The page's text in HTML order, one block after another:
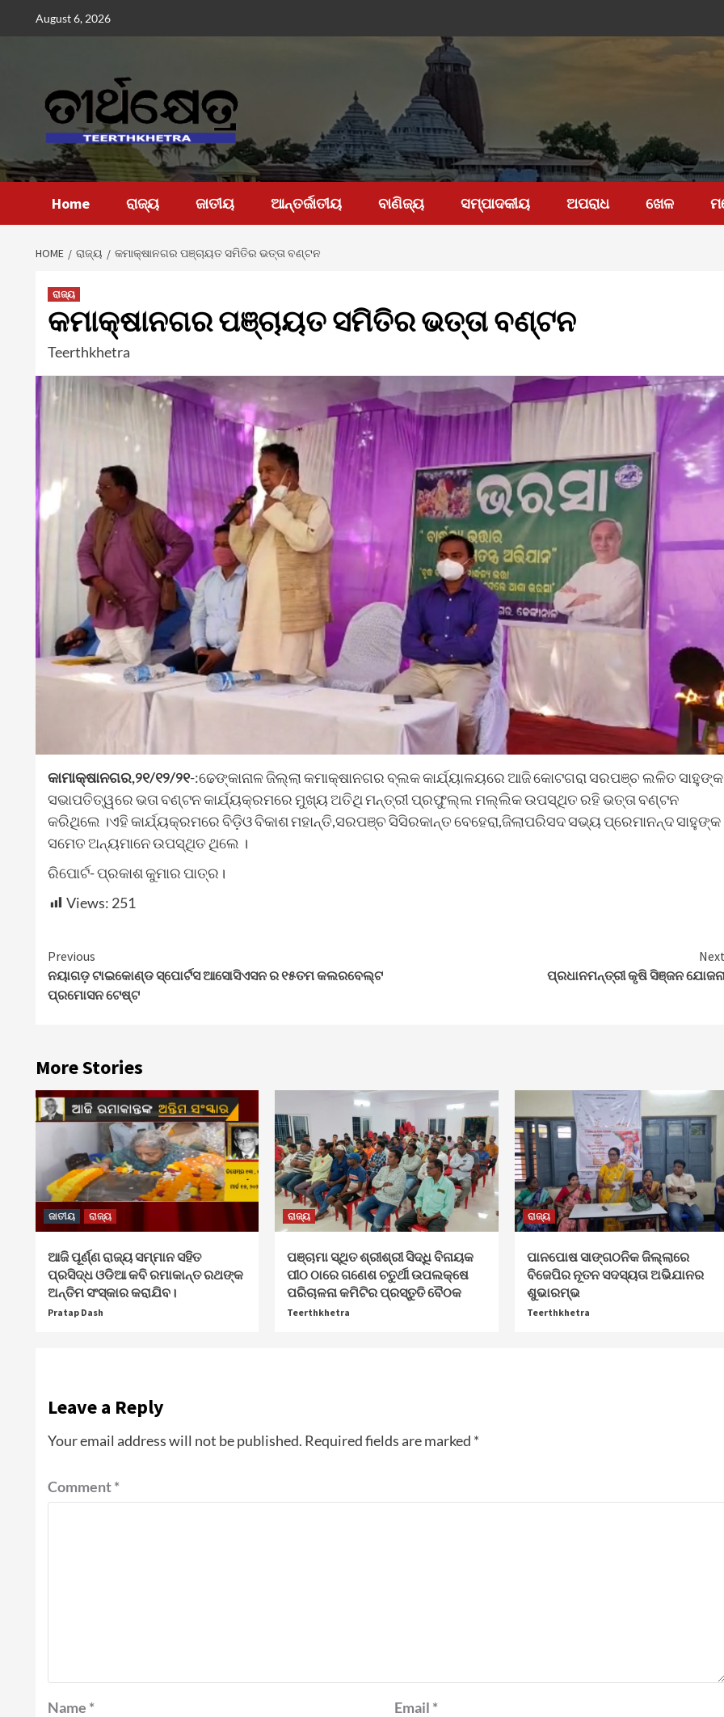
August 6, 2026
Home ରାଜ୍ୟ ଜାତୀୟ ଆନ୍ତର୍ଜାତୀୟ ବାଣିଜ୍ୟ ସମ୍ପାଦକୀୟ ଅପରାଧ ଖେଳ
HOME ରାଜ୍ୟ କମାକ୍ଷାନଗର ପଞ୍ଚାୟତ ସମିତିର ଭତ୍ତା ବଣ୍ଟନ
ରାଜ୍ୟ
କମାକ୍ଷାନଗର ପଞ୍ଚାୟତ ସମିତିର ଭତ୍ତା ବଣ୍ଟନ
Teerthkhetra
କାମାକ୍ଷାନଗର,୨୧/୧୨/୨୧-:ଢେଙ୍କାନାଳ ଜିଲ୍ଲା କମାକ୍ଷାନଗର ବ୍ଲକ କାର୍ଯ୍ୟାଳୟରେ ଆଜି କୋଟଗରା ସରପଞ୍ଚ ଲଳିତ ସାହୁଙ୍କ
ସଭାପତିତ୍ୱରେ ଭତା ବଣ୍ଟନ କାର୍ଯ୍ୟକ୍ରମରେ ମୁଖ୍ୟ ଅତିଥି ମନ୍ତ୍ରୀ ପ୍ରଫୁଲ୍ଲ ମଲ୍ଲିକ ଉପସ୍ଥିତ ରହି ଭତ୍ତା ବଣ୍ଟନ
କରିଥିଲେ ।ଏହି କାର୍ଯ୍ୟକ୍ରମରେ ବିଡ଼ିଓ ବିକାଶ ମହାନ୍ତି,ସରପଞ୍ଚ ସିସିରକାନ୍ତ ବେହେରା,ଜିଲାପରିସଦ ସଭ୍ୟ ପ୍ରେମାନନ୍ଦ ସାହୁଙ୍କ
ସମେତ ଅନ୍ୟମାନେ ଉପସ୍ଥିତ ଥିଲେ ।
ରିପୋର୍ଟ- ପ୍ରକାଶ କୁମାର ପାତ୍ର।
Views: 251
Continue
Reading
Previous
ନୟାଗଡ଼ ଟାଇକୋଣ୍ଡ ସ୍ପୋର୍ଟସ ଆସୋସିଏସନ ର ୧୫ତମ କଲରବେଲ୍ଟ
ପ୍ରମୋସନ ଟେଷ୍ଟ
ପ୍ରଧାନମନ୍ତ୍ରୀ କୃଷି ସିଞ୍ଜନ
More Stories
ଜାତୀୟ ରାଜ୍ୟ
ଆଜି ପୂର୍ଣ୍ଣ ରାଜ୍ୟ ସମ୍ମାନ ସହିତ
ପ୍ରସିଦ୍ଧ ଓଡିଆ କବି ରମାକାନ୍ତ ରଥଙ୍କ
ଅନ୍ତିମ ସଂସ୍କାର କରାଯିବ।
Pratap Dash
ରାଜ୍ୟ
ପଞ୍ଚାମା ସ୍ଥିତ ଶ୍ରୀଶ୍ରୀ ସିଦ୍ଧି ବିନାୟକ
ପୀଠ ଠାରେ ଗଣେଶ ଚତୁର୍ଥୀ ଉପଲକ୍ଷେ
ପରିଚାଳନା କମିଟିର ପ୍ରସ୍ତୁତି ବୈଠକ
Teerthkhetra
ରାଜ୍ୟ
ପାନପୋଷ ସାଙ୍ଗଠନିକ ଜିଲ୍ଲାରେ
ବିଜେପିର ନୂତନ ସଦସ୍ୟତା ଅଭିଯାନର
ଶୁଭାରମ୍ଭ
Teerthkhetra
Leave a Reply
Your email address will not be published. Required fields are marked *
Comment*
Name * Email *